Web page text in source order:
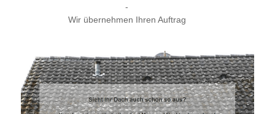
-
Wir übernehmen Ihren Auftrag